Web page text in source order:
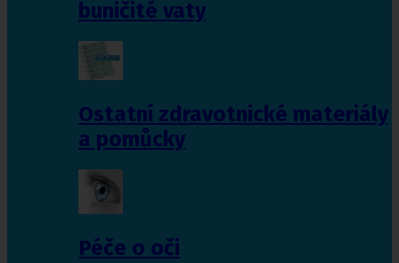
buničité vaty
Ostatní zdravotnické materiály
a pomůcky
Péče o oči